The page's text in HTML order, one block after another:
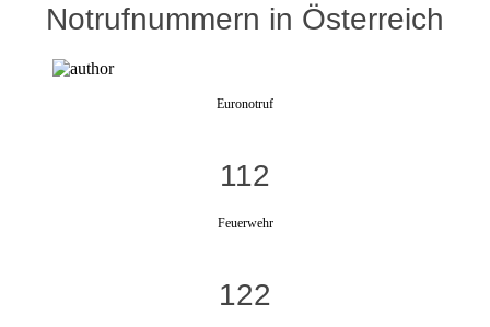
Notrufnummern in Österreich
Euronotruf
112
Feuerwehr
122